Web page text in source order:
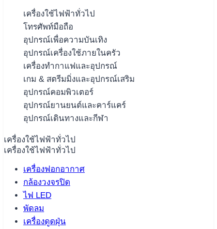
เครื่องใช้ไฟฟ้าทั่วไป
โทรศัพท์มือถือ
อุปกรณ์เพื่อความบันเทิง
อุปกรณ์เครื่องใช้ภายในครัว
เครื่องทำกาแฟและอุปกรณ์
เกม & สตรีมมิ่งและอุปกรณ์เสริม
อุปกรณ์คอมพิวเตอร์
อุปกรณ์ยานยนต์และคาร์แคร์
อุปกรณ์เดินทางและกีฬา
เครื่องใช้ไฟฟ้าทั่วไป
เครื่องใช้ไฟฟ้าทั่วไป
เครื่องฟอกอากาศ
กล้องวงจรปิด
ไฟ LED
พัดลม
เครื่องดูดฝุ่น